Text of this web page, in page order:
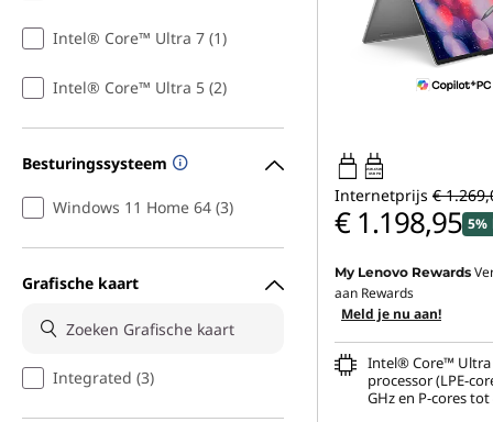
Intel® Core™ Ultra 7 (1)
Intel® Core™ Ultra 5 (2)
Besturingssysteem
Windows 11 Home 64 (3)
Grafische kaart
Integrated (3)
45W-65W
USB PD
Internetprijs €
€ 1.198,95
My Lenovo Rewards
aan Rewards
Meld je nu aan!
Intel® Core™ Ultra
processor (LPE-
GHz en P-cores tot